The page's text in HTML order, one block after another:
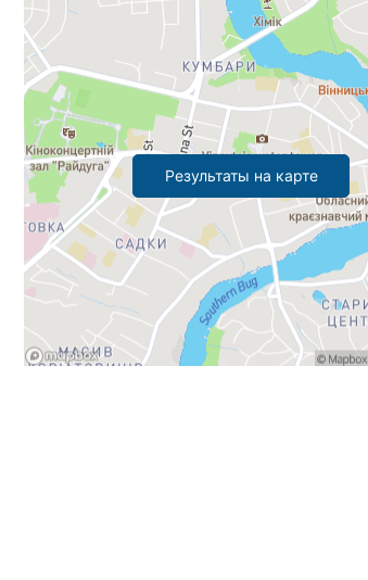
Результаты на карте